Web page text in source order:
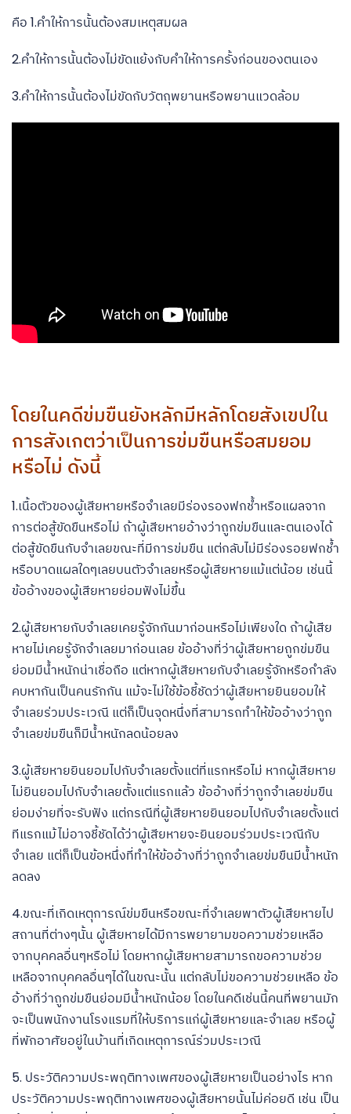
คือ 1.คำให้การนั้นต้องสมเหตุสมผล
2.คำให้การนั้นต้องไม่ขัดแย้งกับคำให้การครั้งก่อนของตนเอง
3.คำให้การนั้นต้องไม่ขัดกับวัตถุพยานหรือพยานแวดล้อม
โดยในคดีข่มขืนยังหลักมีหลักโดยสังเขปใน
การสังเกตว่าเป็นการข่มขืนหรือสมยอม
หรือไม่ ดังนี้
1.เนื้อตัวของผู้เสียหายหรือจำเลยมีร่องรองฟกช้ำหรือแผลจาก
การต่อสู้ขัดขืนหรือไม่ ถ้าผู้เสียหายอ้างว่าถูกข่มขืนและตนเองได้
ต่อสู้ขัดขืนกับจำเลยขณะที่มีการข่มขืน แต่กลับไม่มีร่องรอยฟกช้ำ
หรือบาดแผลใดๆเลยบนตัวจำเลยหรือผู้เสียหายแม้แต่น้อย เช่นนี้
ข้ออ้างของผู้เสียหายย่อมฟังไม่ขึ้น
2.ผู้เสียหายกับจำเลยเคยรู้จักกันมาก่อนหรือไม่เพียงใด ถ้าผู้เสีย
หายไม่เคยรู้จักจำเลยมาก่อนเลย ข้ออ้างที่ว่าผู้เสียหายถูกข่มขืน
ย่อมมีน้ำหนักน่าเชื่อถือ แต่หากผู้เสียหายกับจำเลยรู้จักหรือกำลัง
คบหากันเป็นคนรักกัน แม้จะไม่ใช้ข้อชี้ชัดว่าผู้เสียหายยินยอมให้
จำเลยร่วมประเวณี แต่ก็เป็นจุดหนึ่งที่สามารถทำให้ข้ออ้างว่าถูก
จำเลยข่มขืนก็มีน้ำหนักลดน้อยลง
3.ผู้เสียหายยินยอมไปกับจำเลยตั้งแต่ที่แรกหรือไม่ หากผู้เสียหาย
ไม่ยินยอมไปกับจำเลยตั้งแต่แรกแล้ว ข้ออ้างที่ว่าถูกจำเลยข่มขืน
ย่อมง่ายที่จะรับฟัง แต่กรณีที่ผู้เสียหายยินยอมไปกับจำเลยตั้งแต่
ทีแรกแม้ไม่อาจชี้ชัดได้ว่าผู้เสียหายจะยินยอมร่วมประเวณีกับ
จำเลย แต่ก็เป็นข้อหนึ่งที่ทำให้ข้ออ้างที่ว่าถูกจำเลยข่มขืนมีน้ำหนัก
ลดลง
4.ขณะที่เกิดเหตุการณ์ข่มขืนหรือขณะที่จำเลยพาตัวผู้เสียหายไป
สถานที่ต่างๆนั้น ผู้เสียหายได้มีการพยายามขอความช่วยเหลือ
จากบุคคลอื่นๆหรือไม่ โดยหากผู้เสียหายสามารถขอความช่วย
เหลือจากบุคคลอื่นๆได้ในขณะนั้น แต่กลับไม่ขอความช่วยเหลือ ข้อ
อ้างที่ว่าถูกข่มขืนย่อมมีน้ำหนักน้อย โดยในคดีเช่นนี้คนที่พยานมัก
จะเป็นพนักงานโรงแรมที่ให้บริการแก่ผู้เสียหายและจำเลย หรือผู้
ที่พักอาศัยอยู่ในบ้านที่เกิดเหตุการณ์ร่วมประเวณี
5. ประวัติความประพฤติทางเพศของผู้เสียหายเป็นอย่างไร หาก
ประวัติความประพฤติทางเพศของผู้เสียหายนั้นไม่ค่อยดี เช่น เป็น